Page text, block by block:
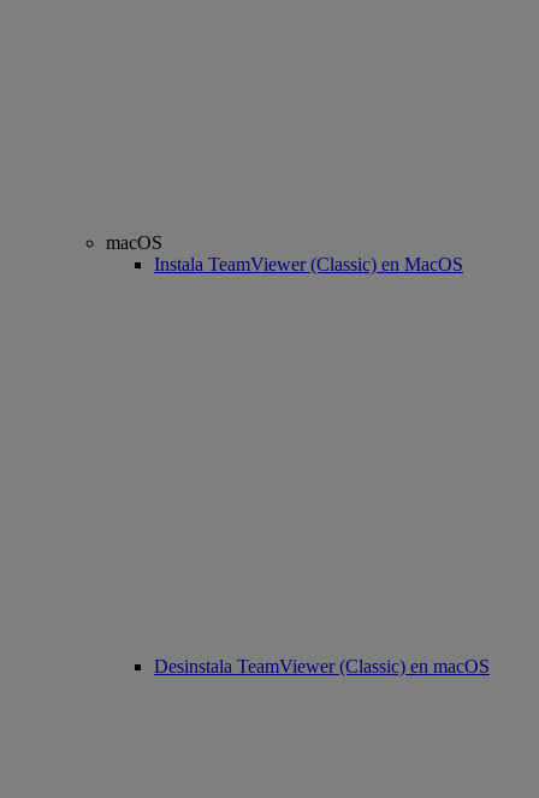
macOS
Instala TeamViewer (Classic) en MacOS
Desinstala TeamViewer (Classic) en macOS